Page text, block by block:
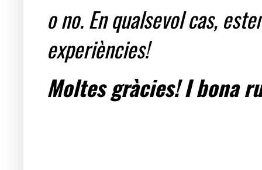
o no. En qualsevol cas,
experiències!
Moltes gràcies! I bona